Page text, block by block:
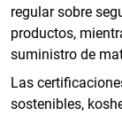
regular sobre
productos,
suministro de
Las
sostenibles,